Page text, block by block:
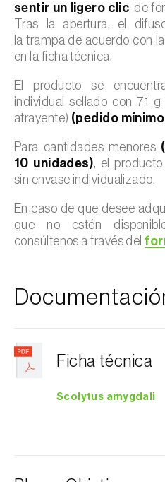
sentir un ligero clic, de
Tras la apertura, el
la trampa de acuerdo con
en la ficha técnica.
El producto se
individual sellado con 7,1
atrayente) (pedido
Para cantidades menores
10 unidades), el
sin envase individualizado.
En caso de que desee
que no estén
consúltenos a través del
Ficha técnica
Scolytus amygdali